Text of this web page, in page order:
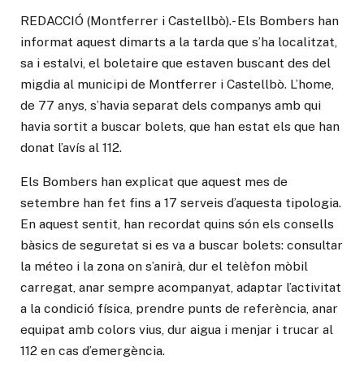
REDACCIÓ (Montferrer i Castellbò).- Els Bombers han
informat aquest dimarts a la tarda que s’ha localitzat,
sa i estalvi, el boletaire que estaven buscant des del
migdia al municipi de Montferrer i Castellbò. L’home,
de 77 anys, s’havia separat dels companys amb qui
havia sortit a buscar bolets, que han estat els que han
donat l’avís al 112.
Els Bombers han explicat que aquest mes de
setembre han fet fins a 17 serveis d’aquesta tipologia.
En aquest sentit, han recordat quins són els consells
bàsics de seguretat si es va a buscar bolets: consultar
la méteo i la zona on s’anirà, dur el telèfon mòbil
carregat, anar sempre acompanyat, adaptar l’activitat
a la condició física, prendre punts de referència, anar
equipat amb colors vius, dur aigua i menjar i trucar al
112 en cas d’emergència.